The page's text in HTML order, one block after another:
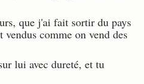
que j'ai fait sortir du pays
comme on vend des
lui avec dureté, et tu